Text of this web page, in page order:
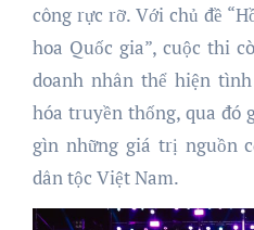
công rực rỡ. Với chủ đề
hoa Quốc gia”, cuộc thi
doanh nhân thể hiện
hóa truyền thống, qua đó
gìn những giá trị nguồn
dân tộc Việt Nam.